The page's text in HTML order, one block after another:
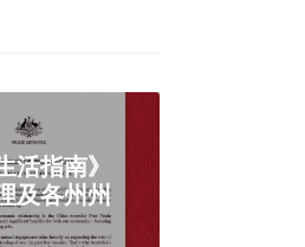
活指南》
及各州州